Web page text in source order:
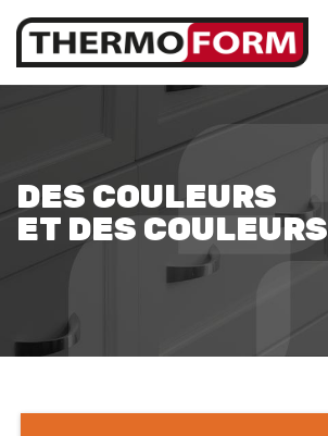
DES COULEURS
ET DES COULEURS